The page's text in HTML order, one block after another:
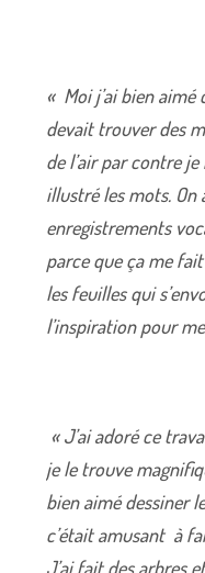
« Moi j’ai bien
devait trouver des
de l’air par contre
illustré les mots. On
enregistrements
parce que ça me
les feuilles qui
l’inspiration pour
« J’ai adoré ce
je le trouve
bien aimé dessiner
c’était amusant à
J’ai fait des arbres